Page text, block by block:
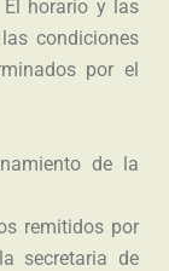
horario y las
condiciones
por el
de la
remitidos por
secretaria de